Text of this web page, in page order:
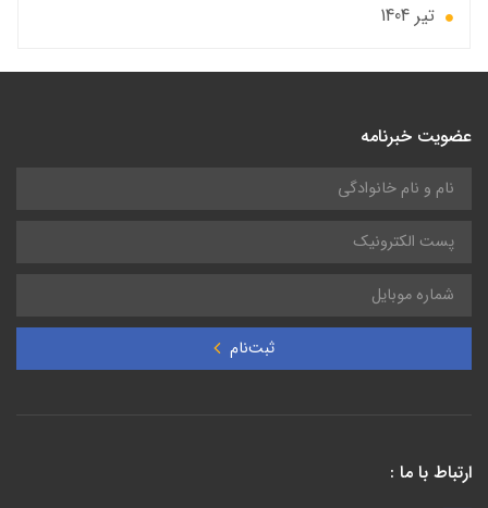
تير 1404
عضویت خبرنامه
ثبت‌نام
ارتباط با ما :